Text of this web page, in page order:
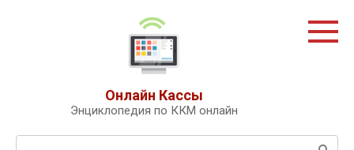
Онлайн Кассы
Энциклопедия по ККМ онлайн
Поиск: